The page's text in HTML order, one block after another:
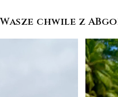
Wasze chwile z